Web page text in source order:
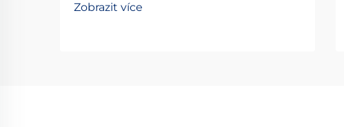
komponentu. Pokud jde o systémy
Zobrazit více